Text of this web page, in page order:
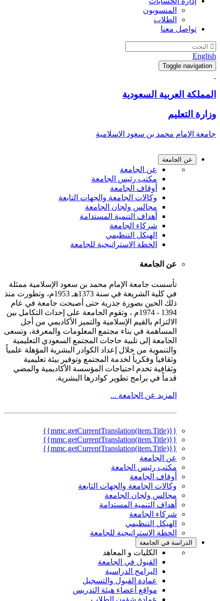
المنسوبون
الطلاب
تواصل معنا
English
Toggle navigation
المملكة العربية السعودية
وزارة التعليم
جامعة الإمام محمد بن سعود الإسلامية
عن الجامعة
عن الجامعة
مكتب رئيس الجامعة
أوقاف الجامعة
وكالات الجامعة والجهات التابعة
مجالس ولجان الجامعة
أهداف التنمية المستدامة
شركاء الجامعة
الهيكل التنظيمي
الخطة الاستراتيجية للجامعة
عن الجامعة
تأسست جامعة الإمام محمد بن سعود الإسلامية ممثلة
في كلية الشريعة في سنة 1373هـ 1953م، وتطورت منذ
ذلك الحين بصورة جذرية حتى أصبحت جامعة في عام
1394 - 1974م ، وتقوم الجامعة على إحداث التكامل بين
الالتزام بالقيم الإسلامية والتميز الأكاديمي من أجل
المساهمة في بناء مجتمع المعلومات والمعرفة، وتسعى
الجامعة إلى تلبية حاجات المجتمع السعودي التعليمية
والتنموية من خلال إعداد الكوادر البشرية المؤهلة علمياً
وثقافياً وفكرياً لخدمة المجتمع وتوفير بيئة تعليمية
وثقافية تخدم احتياجات المؤسسة الأكاديمية والمضي
قدماً في برامج تطوير كوادرها البشرية.
المزيد عن الجامعة ...
{{mmc.getCurrentTranslation(item.Title)}}
{{mmc.getCurrentTranslation(item.Title)}}
{{mmc.getCurrentTranslation(item.Title)}}
عن الجامعة
مكتب رئيس الجامعة
أوقاف الجامعة
وكالات الجامعة والجهات التابعة
مجالس ولجان الجامعة
أهداف التنمية المستدامة
شركاء الجامعة
الهيكل التنظيمي
الخطة الاستراتيجية للجامعة
الدراسة في الجامعة
الكليات و المعاهد
القبول في الجامعة
البرامج الدراسية
عمادة القبول والتسجيل
مواقع أعضاء هيئة التدريس
عمادة شؤون الطلاب